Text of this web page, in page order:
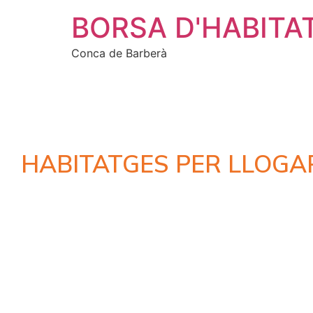
BORSA
Conca de Barberà
HABITATGES PER